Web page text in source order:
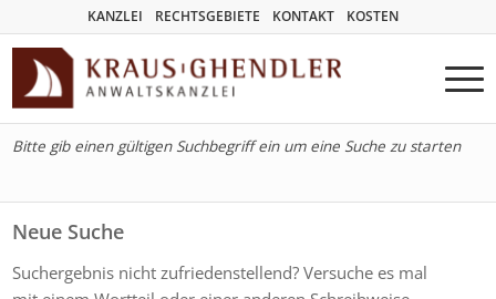
KANZLEI RECHTSGEBIETE KONTAKT KOSTEN
Bitte gib einen gültigen Suchbegriff ein um eine Suche zu starten
Neue Suche
Suchergebnis nicht zufriedenstellend? Versuche es mal